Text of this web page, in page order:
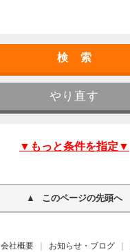
▼もっと条件を指定▼
このページの先頭へ
会社概要 お知らせ・ブログ